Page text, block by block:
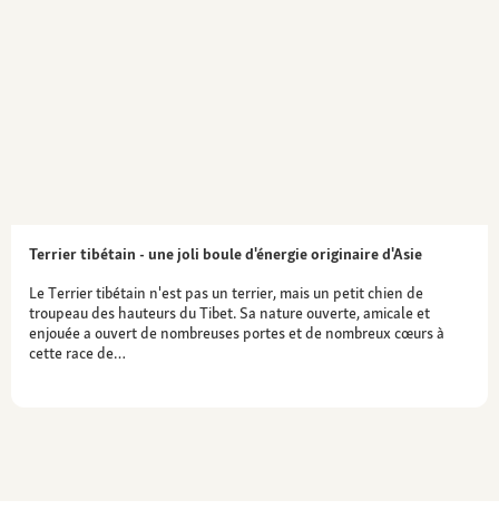
Terrier tibétain - une joli boule d'énergie originaire d'Asie
Le Terrier tibétain n'est pas un terrier, mais un petit chien de
troupeau des hauteurs du Tibet. Sa nature ouverte, amicale et
enjouée a ouvert de nombreuses portes et de nombreux cœurs à
cette race de…